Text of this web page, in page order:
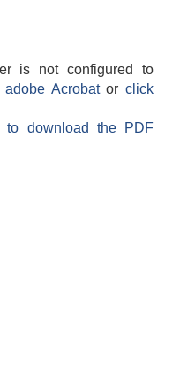
is not configured to
adobe Acrobatorclick
to download the PDF